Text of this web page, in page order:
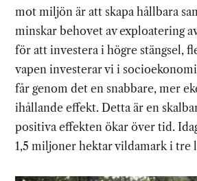
mot miljön är att skapa hållbara
minskar behovet av exploatering
för att investera i högre stängsel,
vapen investerar vi i
får genom det en snabbare, mer
ihållande effekt. Detta är en
positiva effekten ökar över tid.
1,5 miljoner hektar vildamark i tre